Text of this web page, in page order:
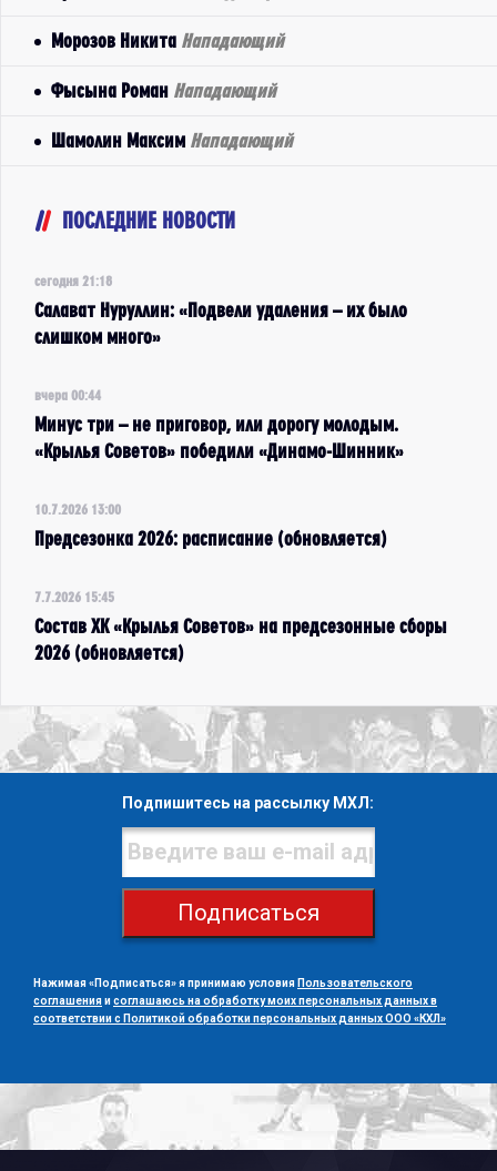
Морозов Никита Нападающий
Фысына Роман Нападающий
Шамолин Максим Нападающий
ПОСЛЕДНИЕ НОВОСТИ
сегодня 21:18
Салават Нуруллин: «Подвели удаления – их было
слишком много»
вчера 00:44
Минус три – не приговор, или дорогу молодым.
«Крылья Советов» победили «Динамо-Шинник»
10.7.2026 13:00
Предсезонка 2026: расписание (обновляется)
7.7.2026 15:45
Состав ХК «Крылья Советов» на предсезонные сборы
2026 (обновляется)
Подпишитесь на рассылку МХЛ:
Подписаться
Нажимая «Подписаться» я принимаю условия Пользовательского
соглашенияисоглашаюсь на обработку моих персональных данных в
соответствии с Политикой обработки персональных данных ООО «КХЛ»